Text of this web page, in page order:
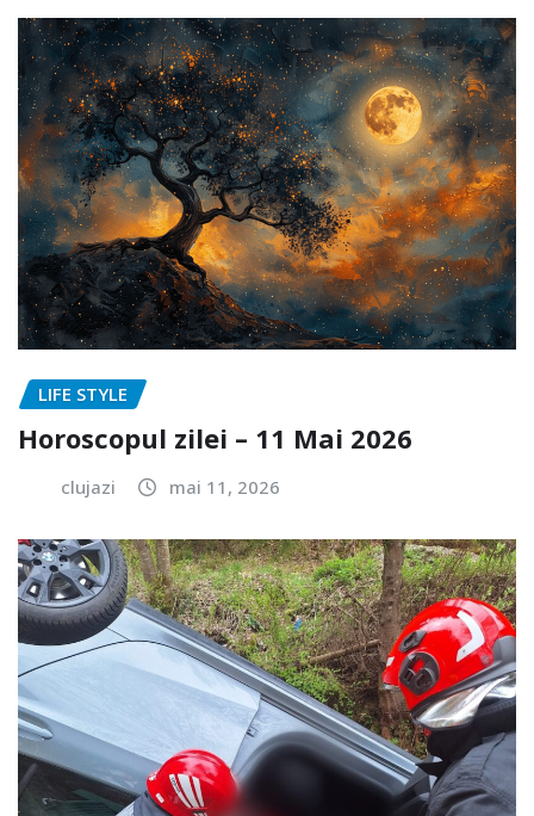
LIFE STYLE
Horoscopul zilei – 11 Mai 2026
clujazi mai 11, 2026